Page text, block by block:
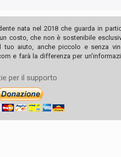
nata nel 2018 che guarda in
costo, che non è sostenibile
aiuto, anche piccolo e senza
e farà la differenza per
per il supporto